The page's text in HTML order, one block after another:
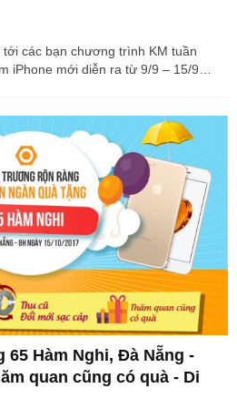
các bạn chương trình KM tuần
iPhone mới diễn ra từ 9/9 – 15/9
lại có nhiều sự quan tâm khác hướng
trước như iPhone 6S, 6S Plus hay
những chiếc máy này đã được
Hàm Nghi, Đà Nẵng -
quan cũng có quà - Di